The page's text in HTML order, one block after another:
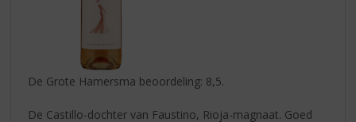
De Grote Hamersma beoordeling: 8,5.
De Castillo-dochter van Faustino, Rioja-magnaat. Goed